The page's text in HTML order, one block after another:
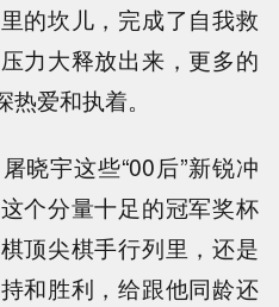
的坎儿，完成了自我救
力大释放出来，更多的
爱和执着。
晓宇这些“00后”新锐冲
个分量十足的冠军奖杯
顶尖棋手行列里，还是
和胜利，给跟他同龄还